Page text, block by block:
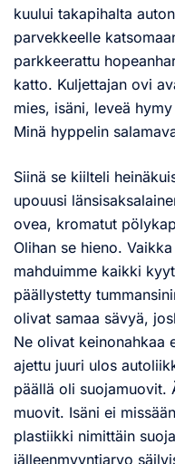
kuului takapihalta
parvekkeelle
parkkeerattu
katto. Kuljettajan ovi
mies, isäni, leveä
Minä hyppelin
Siinä se kiilteli
upouusi
ovea, kromatut
Olihan se hieno.
mahduimme kaikki
päällystetty
olivat samaa sävyä,
Ne olivat keinonahkaa
ajettu juuri ulos
päällä oli suojamuovit.
muovit. Isäni ei
plastiikki nimittäin
jälleenmyyntiarvo